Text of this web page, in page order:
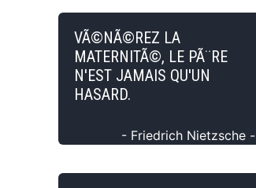
VÃ©NÃ©REZ LA
MATERNITÃ©, LE PÃ¨RE
N'EST JAMAIS QU'UN
HASARD.
- Friedrich Nietzsche -